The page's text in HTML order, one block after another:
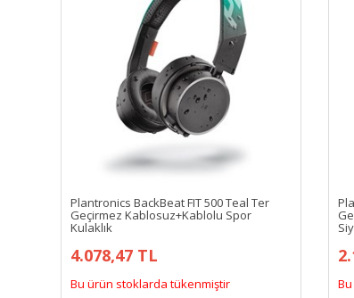
Plantronics BackBeat FIT 500 Teal Ter
Geçirmez Kablosuz+Kablolu Spor
Kulaklık
4.078,47 TL
Bu ürün stoklarda tükenmiştir